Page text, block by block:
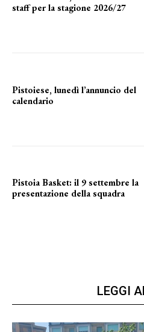
staff per la stagione 2026/27
Pistoiese, lunedì l’annuncio del
calendario
Pistoia Basket: il 9 settembre la
presentazione della squadra
LEGGI